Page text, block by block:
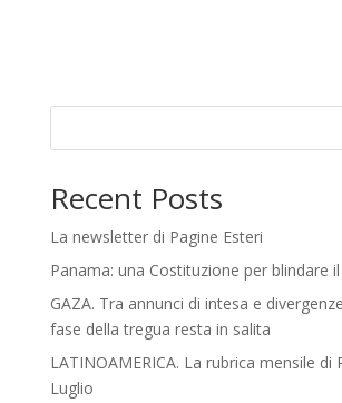
Recent Posts
La newsletter di Pagine Esteri
Panama: una Costituzione per blindare
GAZA. Tra annunci di intesa e
fase della tregua resta in salita
LATINOAMERICA. La rubrica mensile di
Luglio